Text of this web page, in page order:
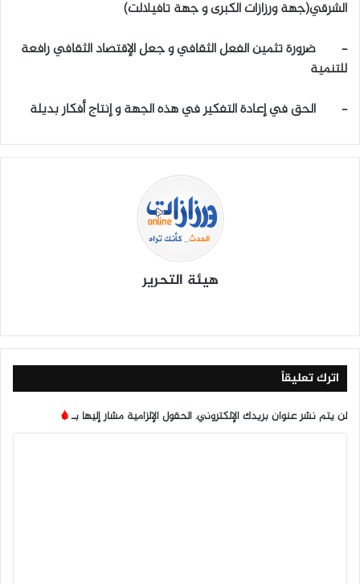
الشرقي(جهة ورزازات الكبرى و جهة تافيلالت)
– ضرورة تثمين الفعل الثقافي و جعل الإقتصاد الثقافي رافعة
للتنمية
– الحق في إعادة التفكير في هذه الجهة و إنتاج أفكار بديلة
هيئة التحرير
الوي
ب
وك
م
k
اترك تعليقاً
لن يتم نشر عنوان بريدك الإلكتروني.الحقول الإلزامية مشار إليها بـ*